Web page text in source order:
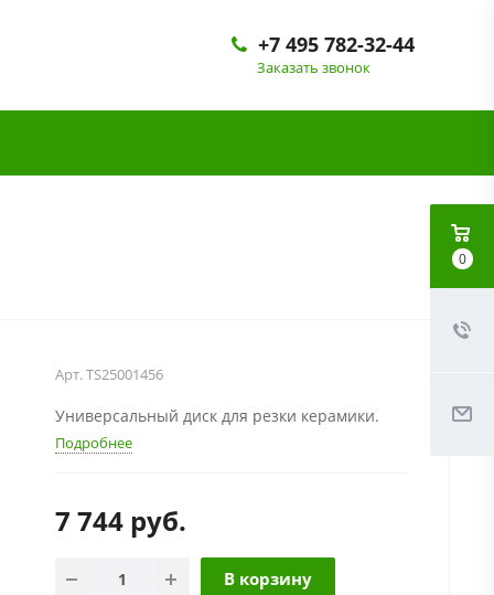
+7 495 782-32-44
Заказать звонок
Арт.TS25001456
Универсальный диск для резки керамики.
Подробнее
7 744 руб.
В корзину
0